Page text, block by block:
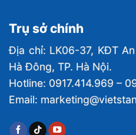
Trụ sở chính
Địa chỉ: LK06-37, KĐT
Hà Đông, TP. Hà Nội.
Hotline: 0917.414.969 –
Email: